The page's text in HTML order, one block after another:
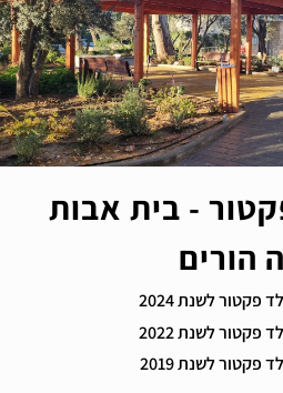
- בית אבות
הורים
פקטור לשנת 2024
פקטור לשנת 2022
פקטור לשנת 2019